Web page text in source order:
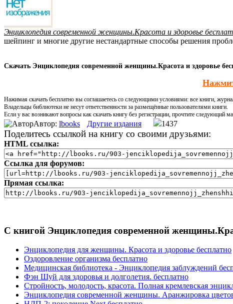
Энциклопедия современной женщины.Красота и здоровье
шейпинг и многие другие нестандартные способы решения
Скачать Энциклопедия современной женщины.Красота и здоровье
Нажимая скачать бесплатно вы соглашаетесь со следующими условиями: все книги,
Владельцы библиотеки не несут ответственности за размещённые пользователями книги.
Если у вас возникают вопросы как скачать книгу без регистрации, прочтите следующий
Автор: lbooks Другие издания 1437
Поделитесь ссылкой на книгу со своими друзьями:
HTML ссылка:
Ссылка для форумов:
Прямая ссылка:
С книгой Энциклопедия современной
Энциклопедия для женщины. Красота и здоровье бесплатно
Оздоровление организма бесплатно
Медицинская библиотека - Энциклопедия заблуждений
Фэн Шуй для здоровья и долголетия. бесплатно
Стройность, молодость, красота. Полная кремлевская
Энциклопедия современной женщины. Аранжировка